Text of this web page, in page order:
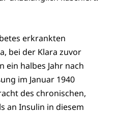
erkrankten
bei der Klara zuvor
ein halbes Jahr nach
im Januar 1940
des chronischen,
an Insulin in diesem